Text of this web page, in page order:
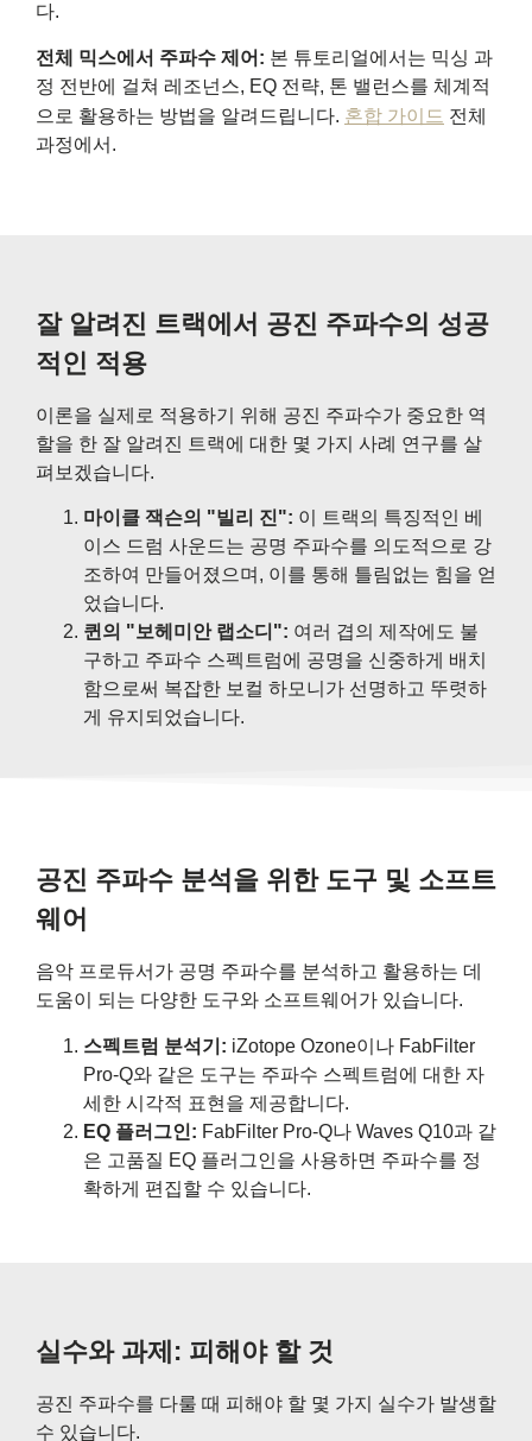
다.
전체 믹스에서 주파수 제어: 본 튜토리얼에서는 믹싱 과
정 전반에 걸쳐 레조넌스, EQ 전략, 톤 밸런스를 체계적
으로 활용하는 방법을 알려드립니다. 혼합 가이드 전체
과정에서.
잘 알려진 트랙에서 공진 주파수의 성공
적인 적용
이론을 실제로 적용하기 위해 공진 주파수가 중요한 역
할을 한 잘 알려진 트랙에 대한 몇 가지 사례 연구를 살
펴보겠습니다.
마이클 잭슨의 "빌리 진": 이 트랙의 특징적인 베
이스 드럼 사운드는 공명 주파수를 의도적으로 강
조하여 만들어졌으며, 이를 통해 틀림없는 힘을 얻
었습니다.
퀸의 "보헤미안 랩소디": 여러 겹의 제작에도 불
구하고 주파수 스펙트럼에 공명을 신중하게 배치
함으로써 복잡한 보컬 하모니가 선명하고 뚜렷하
게 유지되었습니다.
공진 주파수 분석을 위한 도구 및 소프트
웨어
음악 프로듀서가 공명 주파수를 분석하고 활용하는 데
도움이 되는 다양한 도구와 소프트웨어가 있습니다.
스펙트럼 분석기: iZotope Ozone이나 FabFilter
Pro-Q와 같은 도구는 주파수 스펙트럼에 대한 자
세한 시각적 표현을 제공합니다.
EQ 플러그인: FabFilter Pro-Q나 Waves Q10과 같
은 고품질 EQ 플러그인을 사용하면 주파수를 정
확하게 편집할 수 있습니다.
실수와 과제: 피해야 할 것
공진 주파수를 다룰 때 피해야 할 몇 가지 실수가 발생할
수 있습니다.